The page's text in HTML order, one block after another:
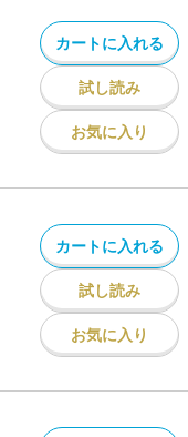
カートに入れる
試し読み
お気に入り
カートに入れる
試し読み
お気に入り